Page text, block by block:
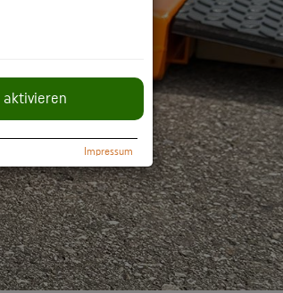
aktivieren
Impressum